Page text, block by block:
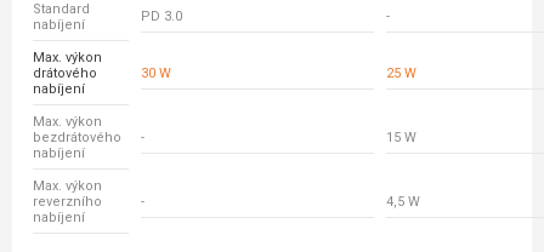
Standard
nabíjení
PD 3.0 -
Max. výkon
drátového
nabíjení
30 W 25 W
Max. výkon
bezdrátového
nabíjení
- 15 W
Max. výkon
reverzního
nabíjení
- 4,5 W